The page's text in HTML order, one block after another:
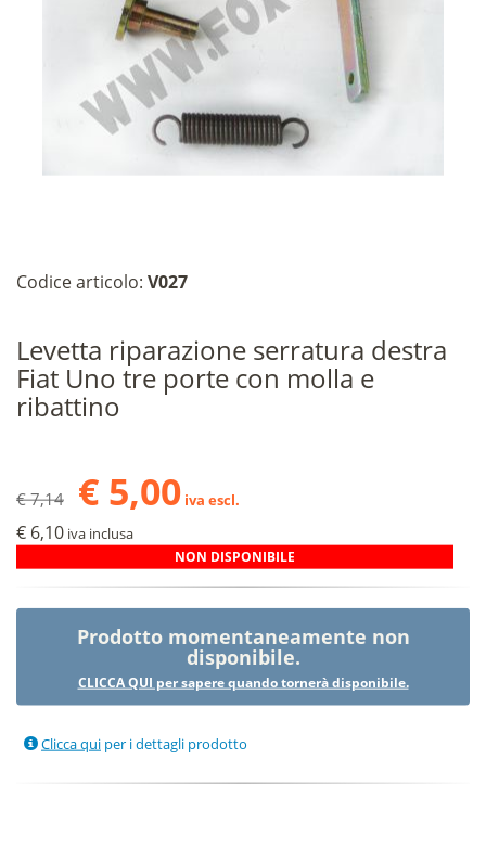
Codice articolo: V027
Levetta riparazione serratura destra
Fiat Uno tre porte con molla e
ribattino
€ 7,14 € 5,00 iva escl.
€ 6,10 iva inclusa
NON DISPONIBILE
Prodotto momentaneamente non
disponibile.
CLICCA QUI per sapere quando tornerà disponibile.
Clicca qui per i dettagli prodotto